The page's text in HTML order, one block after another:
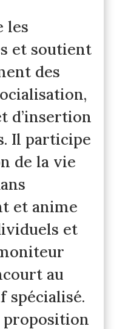
les
et soutient
des
d’insertion
Il participe
de la vie
et anime
et
au
spécialisé.
proposition